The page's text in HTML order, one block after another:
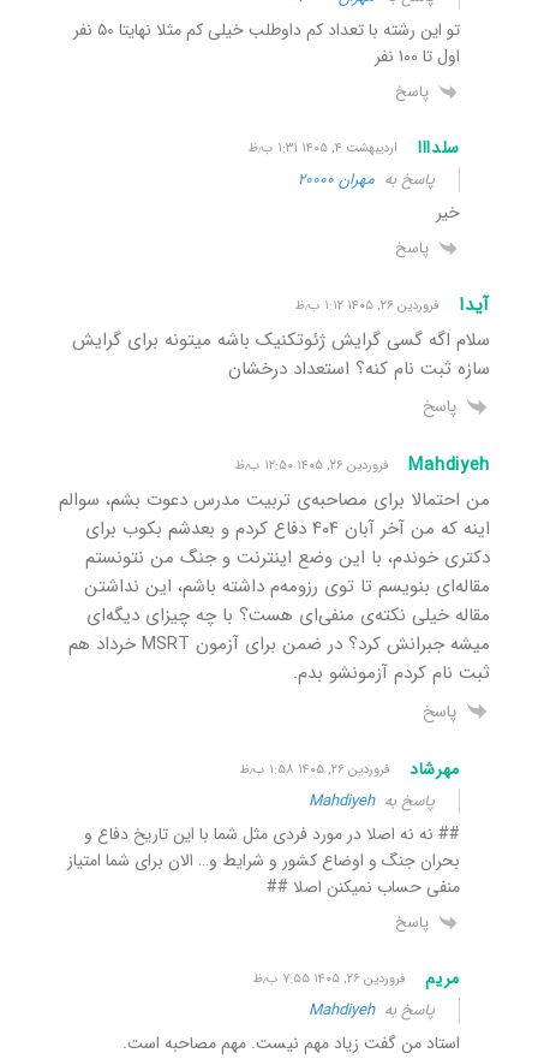
تو این رشته با تعداد کم داوطلب خیلی کم مثلا نهایتا ۵۰ نفر
اول تا ۱۰۰ نفر
پاسخ
سلدااا اردیبهشت ۴, ۱۴۰۵ ۱:۳۱ ب٫ظ
پاسخ به مهران ۲۰۰۰۰
خیر
پاسخ
آیدا فروردین ۲۶, ۱۴۰۵ ۱:۱۲ ب٫ظ
سلام اگه گسی گرایش ژئوتکنیک باشه میتونه برای گرایش
سازه ثبت نام کنه؟ استعداد درخشان
پاسخ
Mahdiyeh فروردین ۲۶, ۱۴۰۵ ۱۲:۵۰ ب٫ظ
من احتمالا برای مصاحبه‌ی تربیت مدرس دعوت بشم، سوالم
اینه که من آخر آبان ۴۰۴ دفاع کردم و بعدشم بکوب برای
دکتری خوندم، با این وضع اینترنت و جنگ من نتونستم
مقاله‌ای بنویسم تا توی رزومه‌م داشته باشم، این نداشتن
مقاله خیلی نکته‌ی منفی‌ای هست؟ با چه چیزای دیگه‌ای
میشه جبرانش کرد؟ در ضمن برای آزمون MSRT خرداد هم
ثبت نام کردم آزمونشو بدم.
پاسخ
مهرشاد فروردین ۲۶, ۱۴۰۵ ۱:۵۸ ب٫ظ
پاسخ بهMahdiyeh
## نه نه اصلا در مورد فردی مثل شما با این تاریخ دفاع و
بحران جنگ و اوضاع کشور و شرایط و… الان برای شما امتیاز
منفی حساب نمیکنن اصلا ##
پاسخ
مریم فروردین ۲۶, ۱۴۰۵ ۷:۵۵ ب٫ظ
پاسخ بهMahdiyeh
استاد من گفت زیاد مهم نیست. مهم مصاحبه است.